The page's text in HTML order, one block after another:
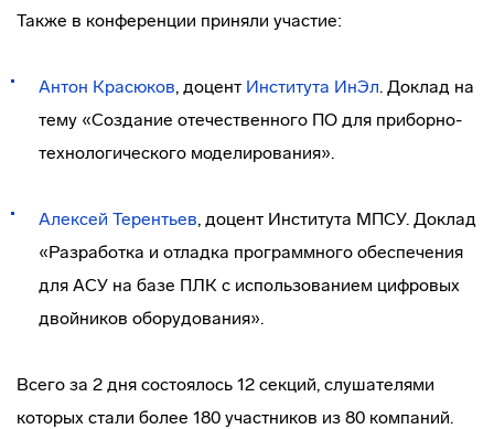
Также в конференции приняли участие:
Антон Красюков, доцент Института ИнЭл. Доклад на
тему «Создание отечественного ПО для приборно-
технологического моделирования».
Алексей Терентьев, доцент Института МПСУ. Доклад
«Разработка и отладка программного обеспечения
для АСУ на базе ПЛК с использованием цифровых
двойников оборудования».
Всего за 2 дня состоялось 12 секций, слушателями
которых стали более 180 участников из 80 компаний.